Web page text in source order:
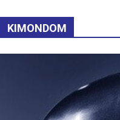
KIMONDOM